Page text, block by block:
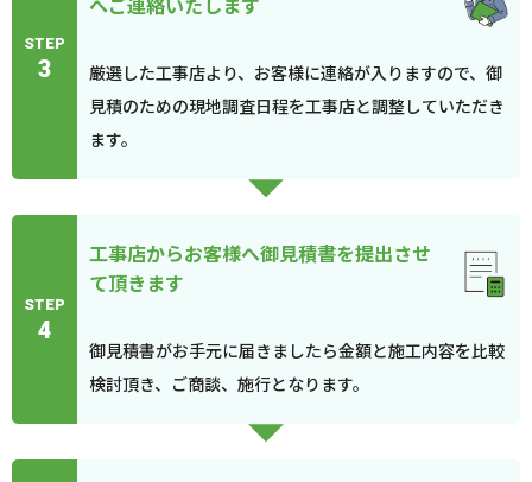
STEP
3
厳選した工事店より、お客様に連絡が入りますので、御
見積のための現地調査日程を工事店と調整していただき
ます。
STEP
4
工事店からお客様へ御見積書を提出させ
て頂きます
御見積書がお手元に届きましたら金額と施工内容を比較
検討頂き、ご商談、施行となります。